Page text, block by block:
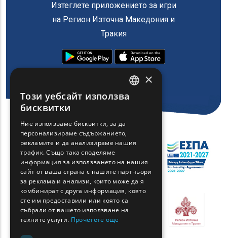
Изтеглете приложението за игри
на Регион Източна Македония и
Тракия
ENGLISH
FRENCH
ROMANIAN
TURKISH
×
Този уебсайт използва
бисквитки
Ние използваме бисквитки, за да
персонализираме съдържанието,
рекламите и да анализираме нашия
трафик. Също така споделяме
информация за използването на нашия
сайт от ваша страна с нашите партньори
за реклама и анализи, които може да я
комбинират с друга информация, която
сте им предоставили или която са
събрали от вашето използване на
техните услуги. Прочетете още